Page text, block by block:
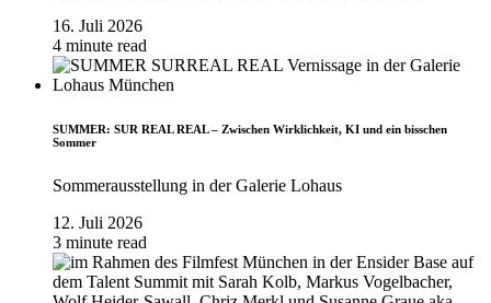
16. Juli 2026
4 minute read
SUMMER: SUR REAL REAL – Zwischen Wirklichkeit, KI und ein bisschen
Sommer
Sommerausstellung in der Galerie Lohaus
12. Juli 2026
3 minute read